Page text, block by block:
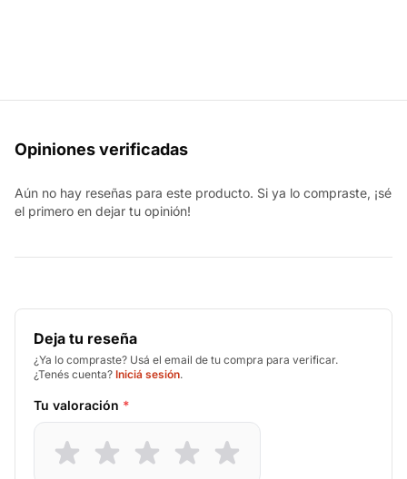
Opiniones verificadas
Aún no hay reseñas para este producto. Si ya lo compraste, ¡sé
el primero en dejar tu opinión!
Deja tu reseña
¿Ya lo compraste? Usá el email de tu compra para verificar.
¿Tenés cuenta? Iniciá sesión.
Tu valoración *